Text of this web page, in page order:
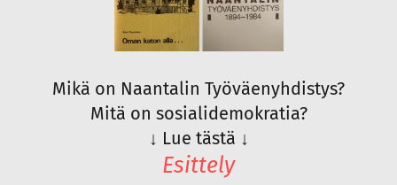
Mikä on Naantalin Työväenyhdistys?
Mitä on sosialidemokratia?
↓ Lue tästä ↓
Esittely